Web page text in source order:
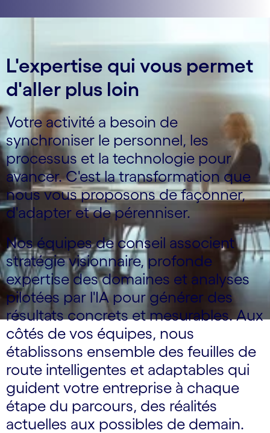
L'expertise qui vous permet
d'aller plus loin
Votre activité a besoin de
synchroniser le personnel, les
processus et la technologie pour
avancer. C'est la transformation que
nous vous proposons de façonner,
d'adapter et de pérenniser.
Nos équipes de conseil associent
stratégie visionnaire, profonde
expertise des domaines et analyses
pilotées par l'IA pour générer des
résultats concrets et mesurables. Aux
côtés de vos équipes, nous
établissons ensemble des feuilles de
route intelligentes et adaptables qui
guident votre entreprise à chaque
étape du parcours, des réalités
actuelles aux possibles de demain.